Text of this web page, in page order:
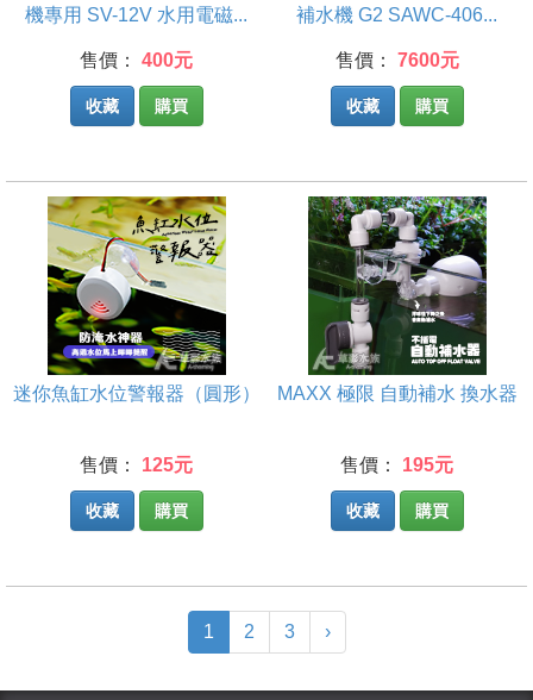
機專用 SV-12V 水用電磁...
售價： 400元
收藏 購買
補水機 G2 SAWC-406...
售價： 7600元
收藏 購買
迷你魚缸水位警報器（圓形）
售價： 125元
收藏 購買
MAXX 極限 自動補水 換水器
售價： 195元
收藏 購買
1 (current)
2 3 ›